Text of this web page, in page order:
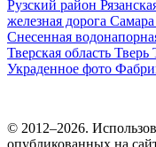
Рузский район
железная дорога Самара
Снесенная
Тверская область Тверь
Украденное фото
© 2012–2026.
опубликованных на